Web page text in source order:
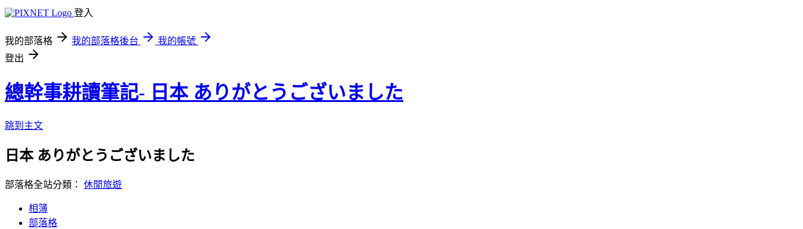
登入
我的部落格 我的部落格後台
我的帳號
登出
總幹事耕讀筆記- 日本 ありがとうございました
跳到主文
日本 ありがとうございました
部落格全站分類： 休閒旅遊
相簿
部落格